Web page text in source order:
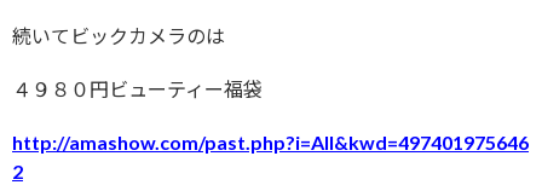
続いてビックカメラのは
４９８０円ビューティー福袋
http://amashow.com/past.php?i=All&kwd=497401975646
2